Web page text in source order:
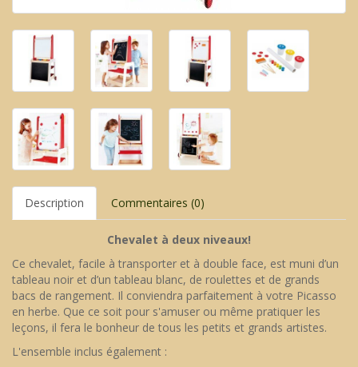
Description Commentaires (0)
Chevalet à deux niveaux!
Ce chevalet, facile à transporter et à double face, est muni d’un
tableau noir et d’un tableau blanc, de roulettes et de grands
bacs de rangement. Il conviendra parfaitement à votre Picasso
en herbe. Que ce soit pour s'amuser ou même pratiquer les
leçons, il fera le bonheur de tous les petits et grands artistes.
L'ensemble inclus également :